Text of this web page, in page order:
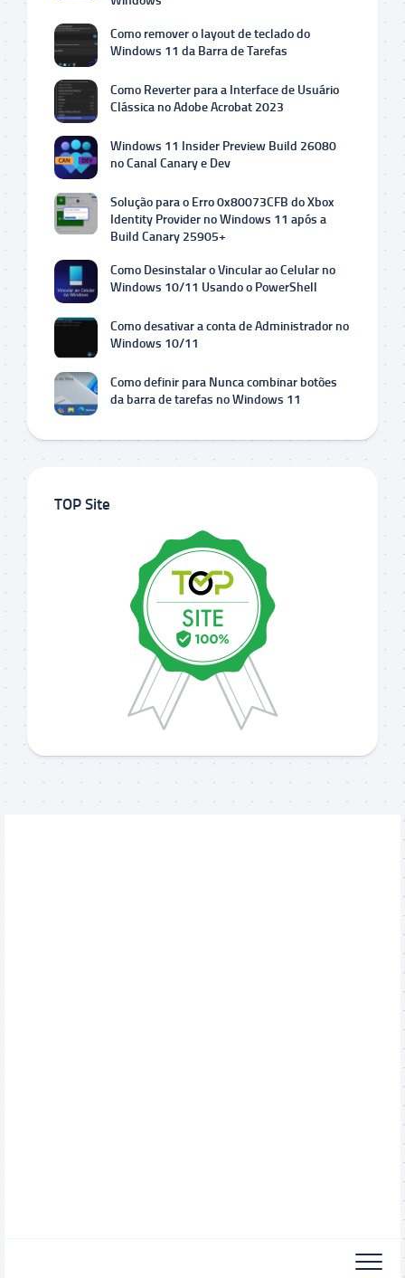
Como remover o layout de teclado do
Windows 11 da Barra de Tarefas
Como Reverter para a Interface de Usuário
Clássica no Adobe Acrobat 2023
Windows 11 Insider Preview Build 26080
no Canal Canary e Dev
Solução para o Erro 0x80073CFB do Xbox
Identity Provider no Windows 11 após a
Build Canary 25905+
Como Desinstalar o Vincular ao Celular no
Windows 10/11 Usando o PowerShell
Como desativar a conta de Administrador no
Windows 10/11
Como definir para Nunca combinar botões
da barra de tarefas no Windows 11
TOP Site